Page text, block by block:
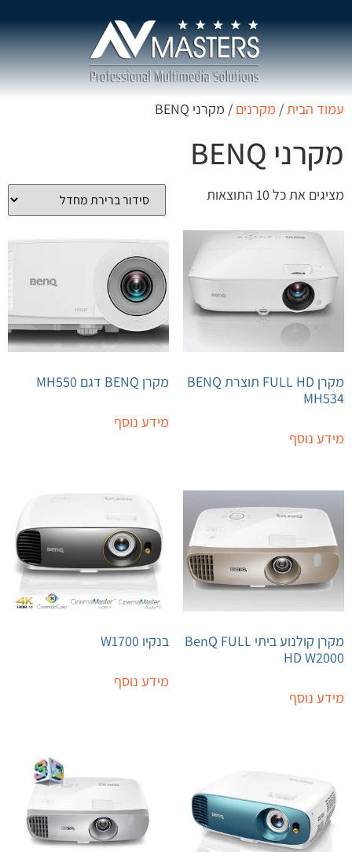
עמוד הבית/ מקרנים / מקרני BENQ
מקרני BENQ
מציגים את כל ⁦10⁩ התוצאות
מקרן FULL HD תוצרת BENQ
MH534
מידע נוסף
מקרן BENQ דגם MH550
מידע נוסף
מקרן קולנוע ביתי BenQ FULL
HD W2000
מידע נוסף
בנקיו W1700
מידע נוסף